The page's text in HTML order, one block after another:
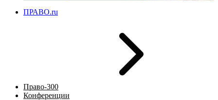
ПРАВО.ru
Право-300
Конференции